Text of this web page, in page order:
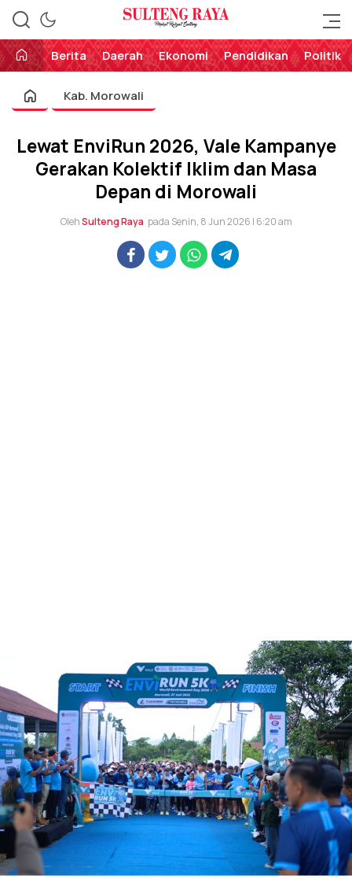
Sulteng Raya
Perekat Rakyat Sulteng
Berita
Daerah Ekonomi Pendidikan Politik
Kab. Morowali
Lewat EnviRun 2026, Vale Kampanye
Gerakan Kolektif Iklim dan Masa
Depan di Morowali
OlehSulteng Raya pada Senin, 8 Jun 2026 | 6:20 am